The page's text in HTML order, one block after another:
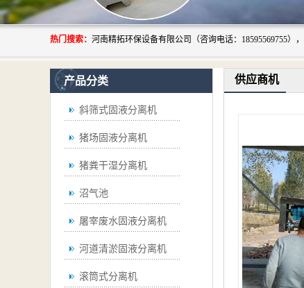
热门搜索：
产品分类
斜筛式固液分离机
猪场固液分离机
猪粪干湿分离机
沼气池
屠宰废水固液分离机
河道清淤固液分离机
滚筒式分离机
供应商机